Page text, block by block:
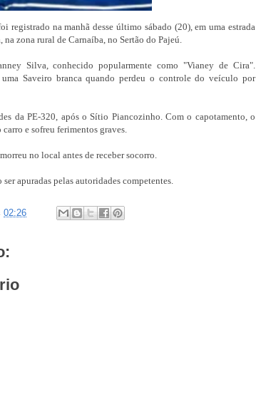
registrado na manhã desse último sábado (20), em uma estrada
zona rural de Carnaíba, no Sertão do Pajeú.
Silva, conhecido popularmente como "Vianey de Cira".
Saveiro branca quando perdeu o controle do veículo por
da PE-320, após o Sítio Piancozinho. Com o capotamento, o
e sofreu ferimentos graves.
no local antes de receber socorro.
apuradas pelas autoridades competentes.
02:26